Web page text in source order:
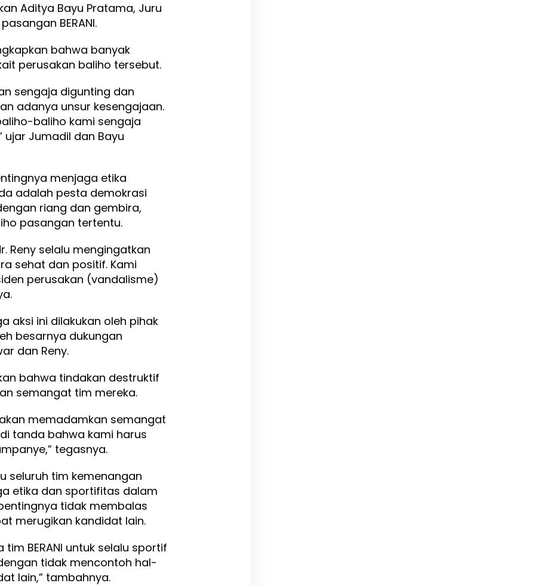
Aditya Bayu Pratama, Juru
BERANI.
bahwa banyak
perusakan baliho tersebut.
sengaja digunting dan
adanya unsur kesengajaan.
baliho kami sengaja
ujar Jumadil dan Bayu
menjaga etika
adalah pesta demokrasi
riang dan gembira,
pasangan tertentu.
Reny selalu mengingatkan
sehat dan positif. Kami
perusakan (vandalisme)
aksi ini dilakukan oleh pihak
besarnya dukungan
dan Reny.
bahwa tindakan destruktif
semangat tim mereka.
memadamkan semangat
tanda bahwa kami harus
tegasnya.
seluruh tim kemenangan
etika dan sportifitas dalam
tidak membalas
merugikan kandidat lain.
BERANI untuk selalu sportif
tidak mencontoh hal-
lain,” tambahnya.